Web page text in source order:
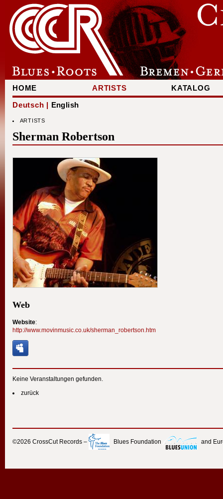
HOME ARTISTS
KATALOG
Deutsch | English
ARTISTS
Sherman Robertson
Web
Website:
http://www.movinmusic.co.uk/sherman_robertson.htm
Keine Veranstaltungen gefunden.
zurück
©2026 CrossCut Records – Blues Foundation and